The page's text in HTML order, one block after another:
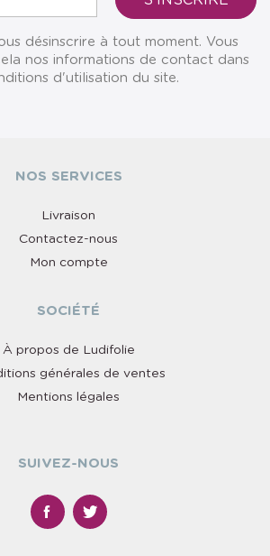
désinscrire à tout moment. Vous
nos informations de contact dans
d'utilisation du site.
NOS SERVICES
Livraison
Contactez-nous
Mon compte
SOCIÉTÉ
À propos de Ludifolie
générales de ventes
Mentions légales
SUIVEZ-NOUS